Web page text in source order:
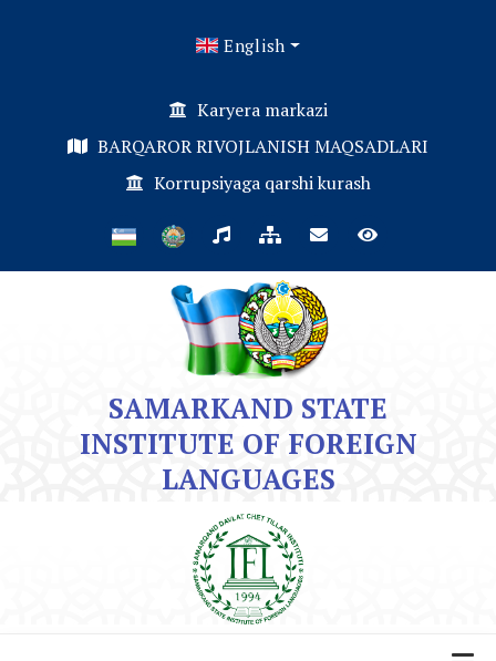
English
Karyera markazi
BARQAROR RIVOJLANISH MAQSADLARI
Korrupsiyaga qarshi kurash
SAMARKAND STATE
INSTITUTE OF FOREIGN
LANGUAGES